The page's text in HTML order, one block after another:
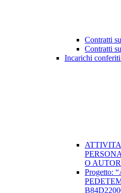
Contratti
Contratti
Incarichi
O
Progetto: